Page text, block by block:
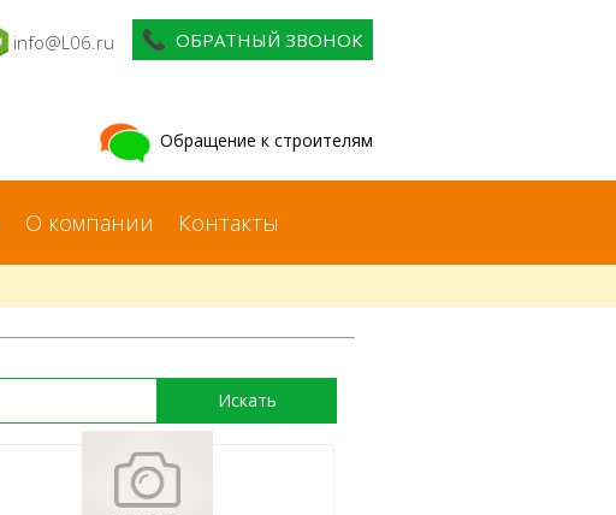
info@L06.ru ОБРАТНЫЙ ЗВОНОК
Обращение к строителям
О компании Контакты